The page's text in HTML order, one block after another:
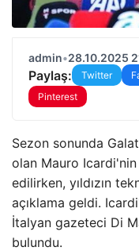
admin•28.10.2025
Paylaş: Twitter
Pinterest
Sezon sonunda
olan Mauro Icardi'nin
edilirken, yıldızın
açıklama geldi.
İtalyan gazeteci Di
bulundu.